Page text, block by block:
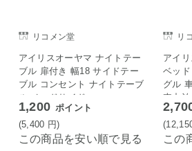
リコメン堂
アイリスオーヤマ ナイトテー
ブル 扉付き 幅18 サイドテー
ブル コンセント ナイトテーブ
ル ベッドサイド
1,200 ポイント
(5,400 円)
この商品を安い順で見る
リ
アイ
ベッ
グル
車中
この